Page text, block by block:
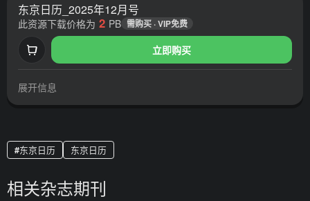
东京日历_2025年12月号
立即购买
此资源下载价格为 2 PB 需购买 · VIP免费
展开信息
东京日历 东京日历
相关杂志期刊